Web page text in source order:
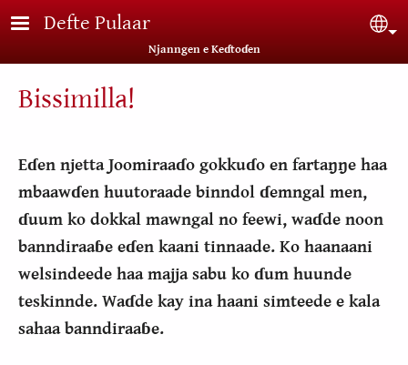
Skip to main content
Defte Pulaar
Njanngen e Keɗtoɗen
Bissimilla!
Eɗen njetta Joomiraaɗo gokkuɗo en fartaŋŋe haa
mbaawɗen huutoraade binndol ɗemngal men,
ɗuum ko dokkal mawngal no feewi, waɗde noon
banndiraaɓe eɗen kaani tinnaade. Ko haanaani
welsindeede haa majja sabu ko ɗum huunde
teskinnde. Waɗde kay ina haani simteede e kala
sahaa banndiraaɓe.